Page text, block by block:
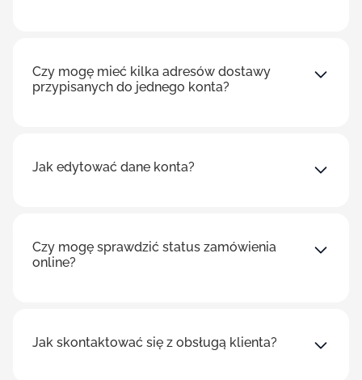
Czy mogę mieć kilka adresów dostawy
przypisanych do jednego konta?
Jak edytować dane konta?
Czy mogę sprawdzić status zamówienia
online?
Jak skontaktować się z obsługą klienta?